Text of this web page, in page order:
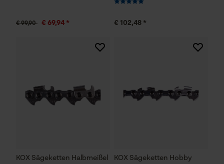
€ 99,90 € 69,94 * € 102,48 *
KOX Sägeketten Halbmeißel
KOX Sägeketten Hobby
Notwendige Cookies
Session ID
Speichern der Auswahl zur